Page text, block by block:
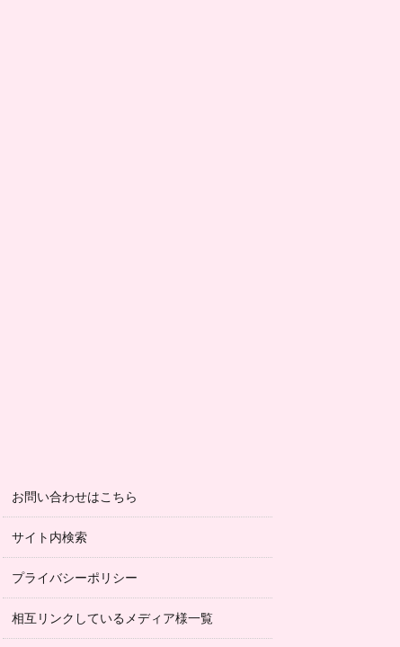
お問い合わせはこちら
サイト内検索
プライバシーポリシー
相互リンクしているメディア様一覧